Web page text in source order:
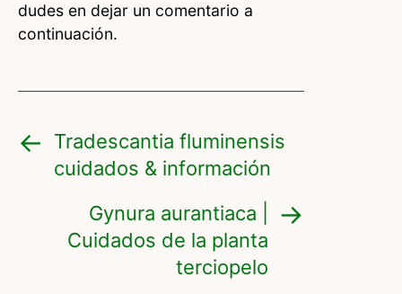
dudes en dejar un comentario a
continuación.
Tradescantia fluminensis
cuidados & información
Gynura aurantiaca |
Cuidados de la planta
terciopelo